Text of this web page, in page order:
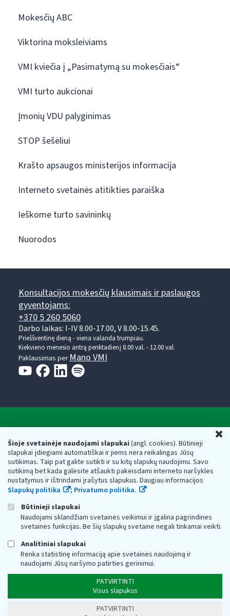
Šioje svetainėje naudojami slapukai(angl. cookies). Būtinieji
slapukai įdiegiami automatiškai ir jiems nėra reikalingas Jūsų
sutikimas. Taip pat galite sutikti ir su kitų slapukų naudojimu. Savo
sutikimą bet kada galėsite atšaukti pakeisdami interneto naršyklės
nustatymus ir ištrindami įrašytus slapukus. Daugiau informacijos
Slapukų politika
; Privatumo politika.
Būtinieji slapukai
Naudojami sklandžiam svetainės veikimui ir įgalina pagrindines
svetainės funkcijas. Be šių slapukų svetainė negali tinkamai veikti.
Analitiniai slapukai
Renka statistinę informaciją apie svetainės naudojimą ir
naudojami Jūsų naršymo patirties gerinimui.
PATVIRTINTI
Visus slapukus
PATVIRTINTI
Mokesčių ABC
Viktorina moksleiviams
VMI kviečia į „Pasimatymą su mokesčiais“
VMI turto aukcionai
Įmonių VDU palyginimas
STOP šešėliui
Krašto apsaugos ministerijos informacija
Interneto svetainės atitikties paraiška
Ieškome turto savininkų
Nuorodos
Konsultacijos mokesčių klausimais ir paslaugos
gyventojams:
+370 5 260 5060
Darbo laikas: I-IV 8.00-17.00, V 8.00-15.45.
Prieššventinę dieną - viena valanda trumpiau.
Kiekvieno mėnesio antrą penktadienį 8.00 val. - 12.00 val.
Paklausimas perMano VMI
Valstybinė mokesčių inspekcija prie Lietuvos
Respublikos finansų ministerijos
Biudžetinė įstaiga. Juridinio asmens kodas — 188659752,
adresas: Vasario 16-osios g. 14, 01107 Vilnius, Lietuva, el.paštas:
vmi@vmi.lt , E. pristatymo dėžutės adresas 188659752
Duomenys apie Valstybinę mokesčių inspekciją prie Lietuvos
Respublikos finansų ministerijos kaupiami ir saugomi Juridinių